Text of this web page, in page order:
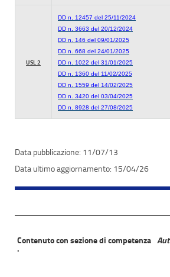
USL 2
DD n. 12457 del 25/11/2024
DD n. 3663 del 20/12/2024
DD n. 146 del 09/01/2025
DD n. 668 del 24/01/2025
DD n. 1022 del 31/01/2025
DD n. 1360 del 11/02/2025
DD n. 1559 del 14/02/2025
DD n. 3420 del 03/04/2025
DD n. 8928 del 27/08/2025
11/07/13
15/04/26
Contenuto con sezione di competenza
.